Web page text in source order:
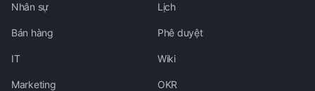
Nhân sự
Bán hàng
IT
Marketing
Lịch
Phê duyệt
Wiki
OKR